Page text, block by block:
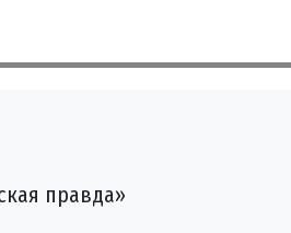
правда»